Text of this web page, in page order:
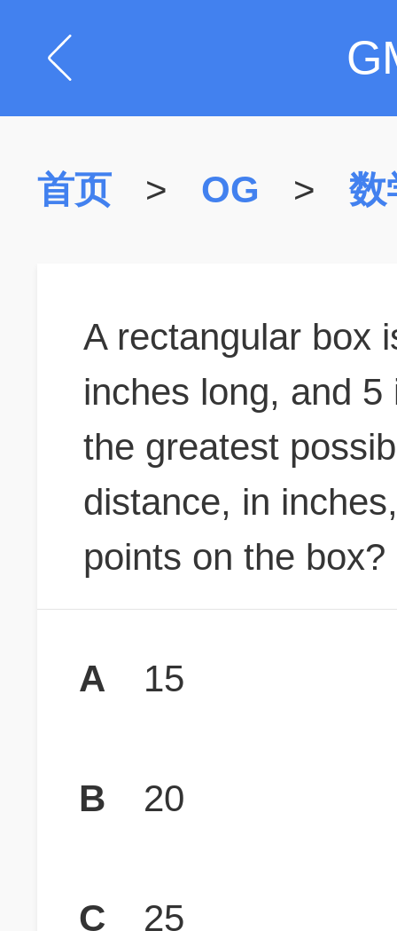
首页 > OG > 数
A rectangular box
inches long, and
the greatest
distance, in
points on the box?
A 15
B 20
C 25